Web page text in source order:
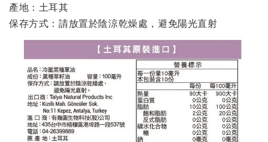
產地：土耳其
保存方式：請放置於陰涼乾燥處，避免陽光直射